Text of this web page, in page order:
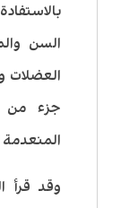
السن
العضلات
جزء من
المنعدمة
وقد قرأ